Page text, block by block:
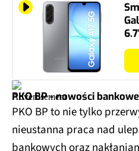
PKO BP - nowości bankowe
PKO BP to nie tylko
nieustanna praca nad